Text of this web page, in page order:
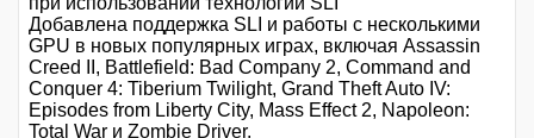
Добавлена поддержка SLI и работы с несколькими
GPU в новых популярных играх, включая Assassin
Creed II, Battlefield: Bad Company 2, Command and
Conquer 4: Tiberium Twilight, Grand Theft Auto IV:
Episodes from Liberty City, Mass Effect 2, Napoleon:
Total War и Zombie Driver.